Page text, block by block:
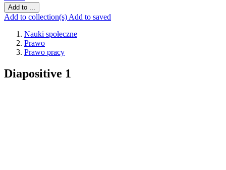
Add to ...
Add to collection(s) Add to saved
Nauki społeczne
Prawo
Prawo pracy
Diapositive 1